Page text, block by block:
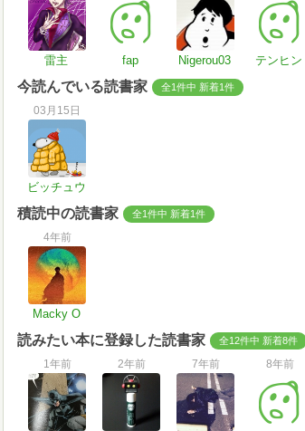
雷主 fap Nigerou03 テンヒン
今読んでいる読書家 全1件中 新着1件
03月15日
ビッチュウ
積読中の読書家 全1件中 新着1件
4年前
Macky O
読みたい本に登録した読書家 全12件中 新着8件
1年前 2年前 7年前 8年前